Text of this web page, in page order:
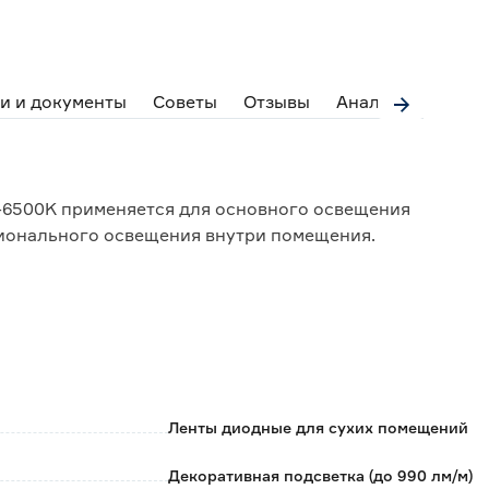
и документы Советы Отзывы Аналоги
применяется для основного освещения
освещения внутри помещения.
стороне, что обеспечивает легкий монтаж
без искажений, восприятие разных цветов;
напряжению питания;
Ленты диодные для сухих помещений
Декоративная подсветка (до 990 лм/м)